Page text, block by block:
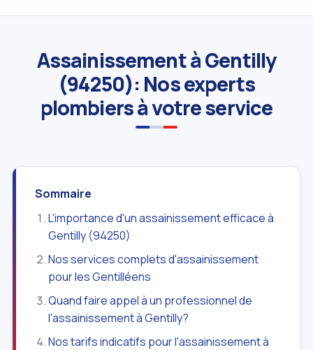
Assainissement à Gentilly
(94250): Nos experts
plombiers à votre service
Sommaire
L'importance d'un assainissement efficace à
Gentilly (94250)
Nos services complets d'assainissement
pour les Gentilléens
Quand faire appel à un professionnel de
l'assainissement à Gentilly?
Nos tarifs indicatifs pour l'assainissement à